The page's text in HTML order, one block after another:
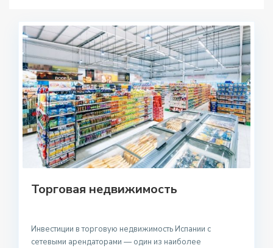
Торговая недвижимость
Инвестиции в торговую недвижимость Испании с
сетевыми арендаторами — один из наиболее